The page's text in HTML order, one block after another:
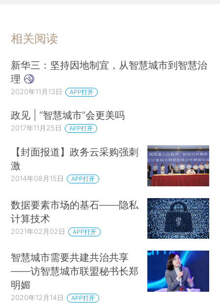
相关阅读
新华三：坚持因地制宜，从智慧城市到智慧治
理
2020年11月13日 APP打开
政见 | “智慧城市”会更美吗
2017年11月25日 APP打开
【封面报道】政务云采购强刺
激
2014年08月15日 APP打开
数据要素市场的基石——隐私
计算技术
2021年02月02日 APP打开
智慧城市需要共建共治共享
——访智慧城市联盟秘书长郑
明媚
2020年12月14日 APP打开